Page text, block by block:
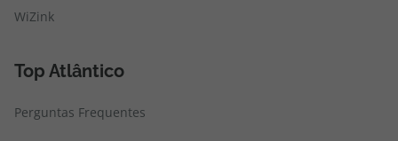
WiZink
Top Atlântico
Perguntas Frequentes